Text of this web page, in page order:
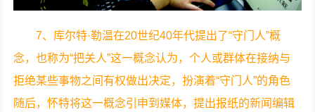
7、库尔特·勒温在20世纪40年代提出了“守门人”概
念，也称为“把关人”这一概念认为，个人或群体在接纳与
拒绝某些事物之间有权做出决定，扮演着“守门人”的角色
随后，怀特将这一概念引申到媒体，提出报纸的新闻编辑